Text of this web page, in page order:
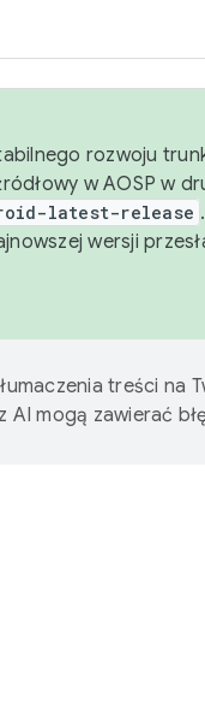
rozwoju
w AOSP w
latest-release
wersji
treści na
mogą zawierać